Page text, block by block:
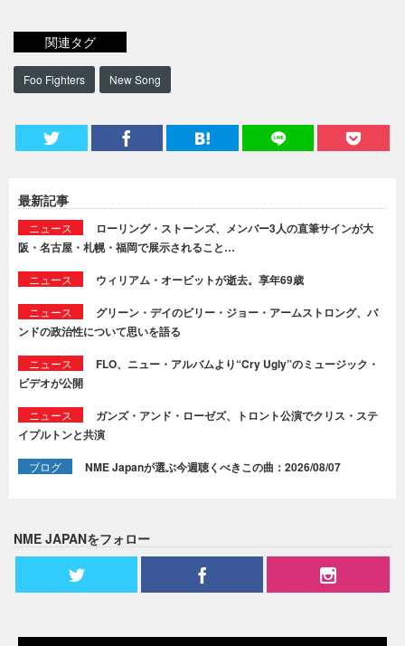
関連タグ
Foo Fighters New Song
最新記事
ニュース
ローリング・ストーンズ、メンバー3人の直筆サインが大
阪・名古屋・札幌・福岡で展示されること…
ニュース ウィリアム・オービットが逝去。享年69歳
ニュース
グリーン・デイのビリー・ジョー・アームストロング、バ
ンドの政治性について思いを語る
ニュース
FLO、ニュー・アルバムより“Cry Ugly”のミュージック・
ビデオが公開
ニュース
ガンズ・アンド・ローゼズ、トロント公演でクリス・ステ
イプルトンと共演
ブログ NME Japanが選ぶ今週聴くべきこの曲：2026/08/07
NME JAPANをフォロー